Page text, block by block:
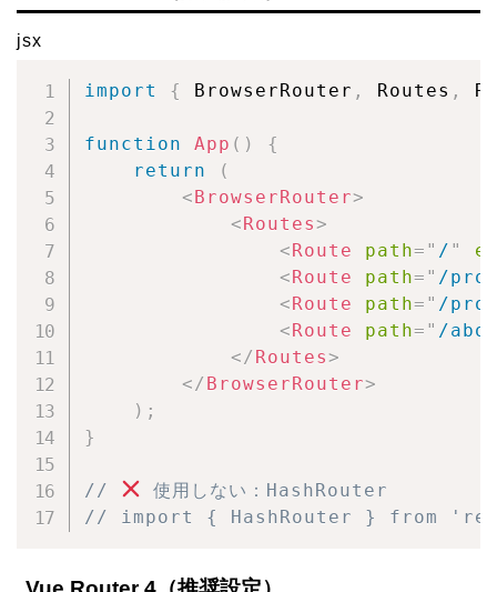
jsx
import { BrowserRouter , Routes ,
function App ( )
{
return
(
<BrowserRouter>
<Routes>
<Route path= " / "
<Route path= " /
<Route path= " /
<Route path= " /
</ Routes>
</ BrowserRouter>
) ;
}
//
使用しない：HashRouter
// import { HashRouter } from